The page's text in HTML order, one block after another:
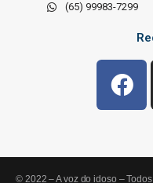
(65) 99983-7299
© 2022 – A voz do idoso –